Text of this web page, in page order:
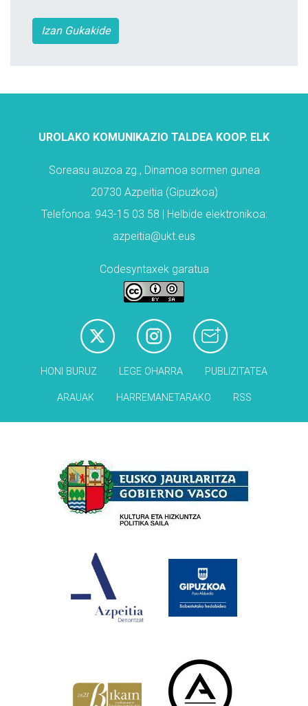
Izan Gukakide
UROLAKO KOMUNIKAZIO TALDEA KOOP. ELK
Soreasu auzoa zg., Dinamoa sormen gunea
20730 Azpeitia (Gipuzkoa)
Telefonoa: 943-15 03 58 | Helbide elektronikoa:
azpeitia@ukt.eus
Codesyntaxek garatua
HONI BURUZ LEGE OHARRA PUBLIZITATEA
ARAUAK HARREMANETARAKO RSS